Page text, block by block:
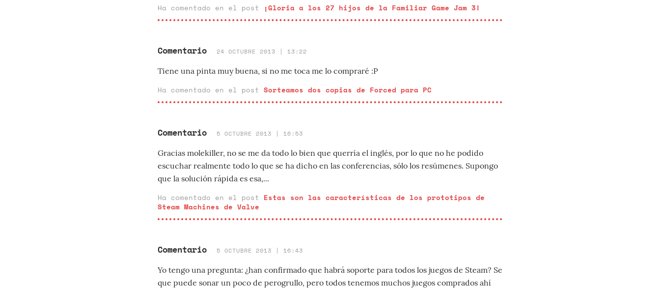
Ha comentado en el post ¡Gloria a los 27 hijos de la Familiar Game Jam 3!
Comentario 24 OCTUBRE 2013 | 13:22
Tiene una pinta muy buena, si no me toca me lo compraré :P
Ha comentado en el post Sorteamos dos copias de Forced para PC
Comentario 5 OCTUBRE 2013 | 16:53
Gracias molekiller, no se me da todo lo bien que querría el inglés, por lo que no he podido
escuchar realmente todo lo que se ha dicho en las conferencias, sólo los resúmenes. Supongo
que la solución rápida es esa,...
Ha comentado en el post Estas son las características de los prototipos de
Steam Machines de Valve
Comentario 5 OCTUBRE 2013 | 16:43
Yo tengo una pregunta: ¿han confirmado que habrá soporte para todos los juegos de Steam? Se
que puede sonar un poco de perogrullo, pero todos tenemos muchos juegos comprados ahí